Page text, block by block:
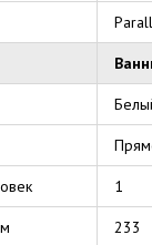
1
233